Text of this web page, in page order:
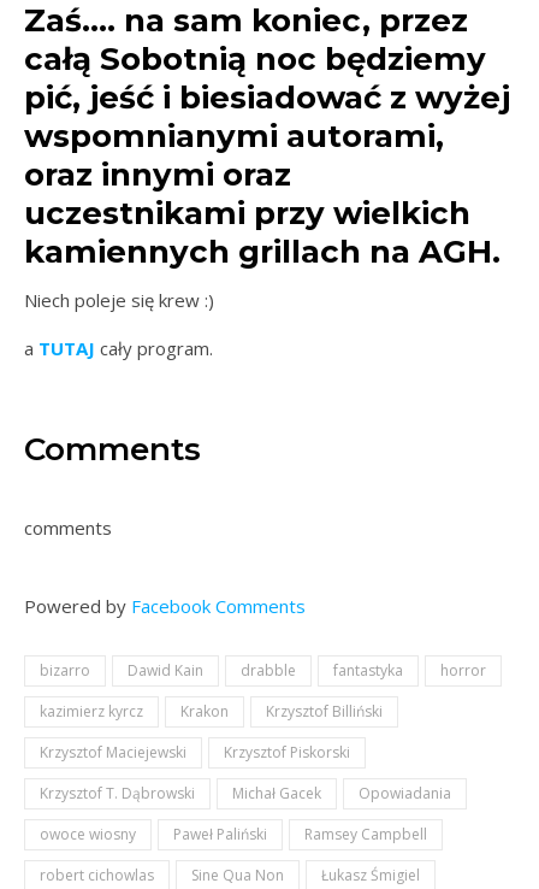
Zaś…. na sam koniec, przez
całą Sobotnią noc będziemy
pić, jeść i biesiadować z wyżej
wspomnianymi autorami,
oraz innymi oraz
uczestnikami przy wielkich
kamiennych grillach na AGH.
Niech poleje się krew :)
a TUTAJ cały program.
Comments
comments
Powered by Facebook Comments
bizarro Dawid Kain drabble fantastyka
horror
kazimierz kyrcz
Krakon
Krzysztof Billiński
Krzysztof Maciejewski
Krzysztof Piskorski
Krzysztof T. Dąbrowski
Michał Gacek
Opowiadania
owoce wiosny
Paweł Paliński
Ramsey Campbell
robert cichowlas
Sine Qua Non Łukasz Śmigiel